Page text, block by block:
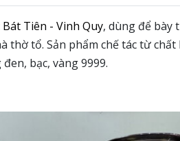
Tiên - Vinh Quy, dùng để bày
thờ tổ. Sản phẩm chế tác từ
bạc, vàng 9999.